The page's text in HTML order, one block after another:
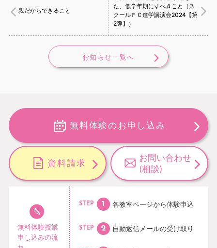
親だからできること
た、低学年期にすべきこと（ス
クールＦＣ進学講演会2024【第
2弾】）
お知らせ一覧へ
無料体験のお申し込み
資料請求
お問い合わせ
(相談)
無料体験授業
申し込みの流
STEP 各教室ページから体験申込
STEP 自動返信メールの受け取り